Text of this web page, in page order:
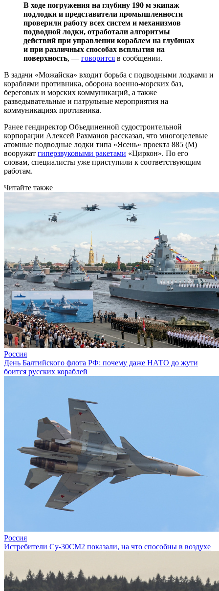
В ходе погружения на глубину 190 м экипаж
подлодки и представители промышленности
проверили работу всех систем и механизмов
подводной лодки, отработали алгоритмы
действий при управлении кораблем на глубинах
и при различных способах всплытия на
поверхность, — говорится в сообщении.
В задачи «Можайска» входит борьба с подводными лодками и
кораблями противника, оборона военно-морских баз,
береговых и морских коммуникаций, а также
разведывательные и патрульные мероприятия на
коммуникациях противника.
Ранее гендиректор Объединенной судостроительной
корпорации Алексей Рахманов рассказал, что многоцелевые
атомные подводные лодки типа «Ясень» проекта 885 (М)
вооружат гиперзвуковыми ракетами «Циркон». По его
словам, специалисты уже приступили к соответствующим
работам.
Читайте также
Россия
День Балтийского флота РФ: почему даже НАТО до жути
боится русских кораблей
Россия
Истребители Су-30СМ2 показали, на что способны в воздухе